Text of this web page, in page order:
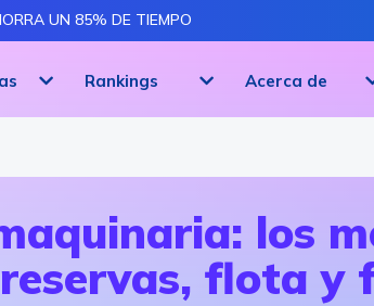
UN 85% DE TIEMPO
Rankings Acerca de
los
flota y